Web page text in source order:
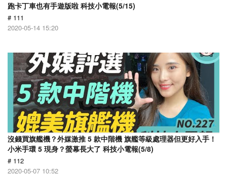
跑卡丁車也有手遊版啦 科技小電報(5/15)
# 111
2020-05-14 15:20
沒錢買旗艦機？外媒激推 5 款中階機 旗艦等級處理器但更好入手！
小米手環 5 現身？螢幕長大了 科技小電報(5/8)
# 112
2020-05-07 10:52